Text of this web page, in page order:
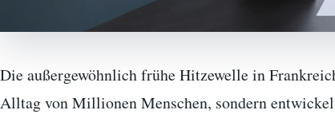
Die außergewöhnlich frühe Hitzewelle in
Alltag von Millionen Menschen, sondern